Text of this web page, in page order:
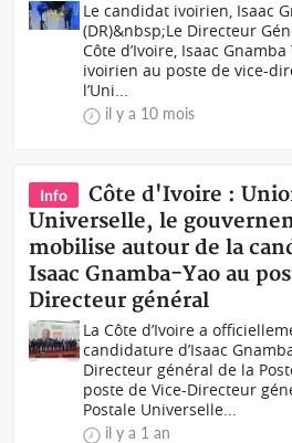
Le candidat ivoirien, Isaac
(DR)&nbsp;Le Directeur
Côte d’Ivoire, Isaac
ivoirien au poste de vice-
l’Uni...
il y a 10 mois
Info
Côte d'Ivoire :
Universelle, le
mobilise autour de la
Isaac Gnamba-Yao au
Directeur général
La Côte d’Ivoire a
candidature d’Isaac
Directeur général de la
poste de Vice-Directeur
Postale Universelle...
il y a 1 an